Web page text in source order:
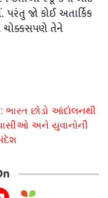
જો કોઈ અતાર્કિક
તેને
છોડો આંદોલનથી
અને યુવાનોની